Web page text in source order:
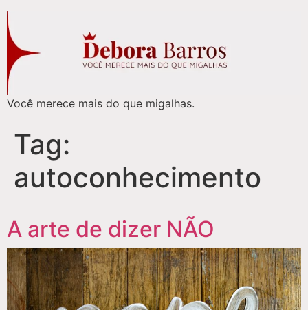
Você merece mais do que migalhas.
Tag:
autoconhecimento
A arte de dizer NÃO